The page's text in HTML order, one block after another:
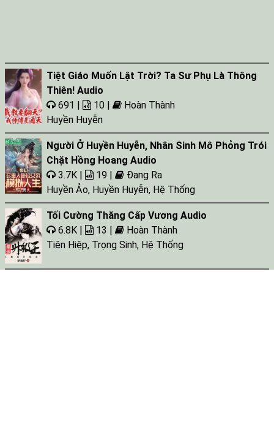
Tiệt Giáo Muốn Lật Trời? Ta Sư Phụ Là Thông
Thiên! Audio
691 |
10 |
Hoàn Thành
Huyền Huyễn
Người Ở Huyền Huyễn, Nhân Sinh Mô Phỏng Trói
Chặt Hồng Hoang Audio
3.7K |
19 |
Đang Ra
Huyền Ảo, Huyền Huyễn, Hệ Thống
Tối Cường Thăng Cấp Vương Audio
6.8K |
13 |
Hoàn Thành
Tiên Hiệp, Trọng Sinh, Hệ Thống